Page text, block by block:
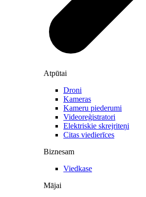
Atpūtai
Droni
Kameras
Kameru piederumi
Videoreģistratori
Elektriskie skrejriteņi
Citas viedierīces
Biznesam
Viedkase
Mājai